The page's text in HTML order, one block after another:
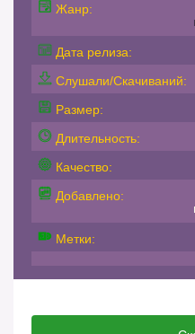
Жанр:
Дата релиза:
Слушали/Скачиваний:
Размер:
Длительность:
Качество:
Добавлено:
Метки: